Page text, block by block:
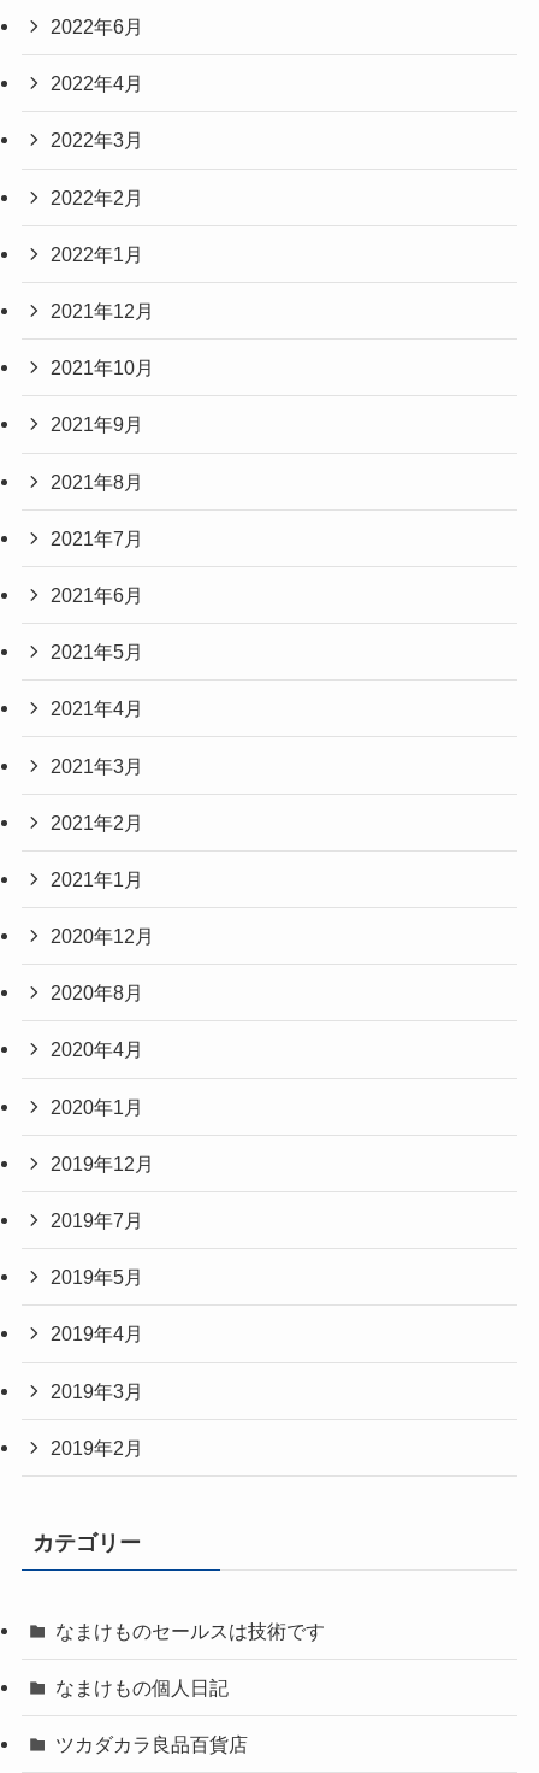
2022年6月
2022年4月
2022年3月
2022年2月
2022年1月
2021年12月
2021年10月
2021年9月
2021年8月
2021年7月
2021年6月
2021年5月
2021年4月
2021年3月
2021年2月
2021年1月
2020年12月
2020年8月
2020年4月
2020年1月
2019年12月
2019年7月
2019年5月
2019年4月
2019年3月
2019年2月
カテゴリー
なまけものセールスは技術です
なまけもの個人日記
ツカダカラ良品百貨店